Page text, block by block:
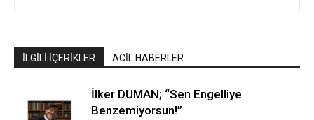
İLGİLİ İÇERİKLER ACİL HABERLER
İlker DUMAN; “Sen Engelliye
Benzemiyorsun!”